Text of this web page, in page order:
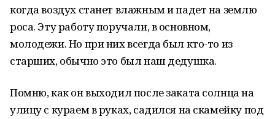
когда воздух станет влажным и падет на землю
роса. Эту работу поручали, в основном,
молодежи. Но при них всегда был кто-то из
старших, обычно это был наш дедушка.
Помню, как он выходил после заката солнца на
улицу с кураем в руках, садился на скамейку под